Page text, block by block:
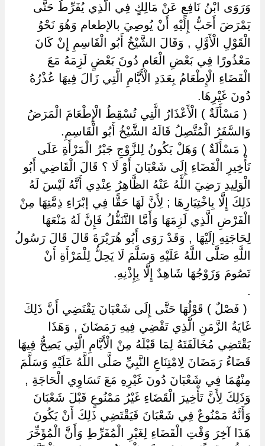
وَرَوَى ابْنُ نَافِعٍ عَنْ مَالِكٍ فِي الَّذِي يُفَرِّطُ حَتَّى
يَمْرَضَ أَحَبُّ إِلَيْهِ أَنْ يُوصِيَ بالإطعام وَهُوَ نَحْوُ
الْقَوْلِ الْأَوَّلِ , وَقَالَ الشَّيْخُ أَبُو الْقَاسِمِ إِنْ كَانَ
مَعْذُورًا فِي بَعْضِ الْعَامِ دُونَ بَعْضٍ لَزِمَهُ مَعَ
الْقَضَاءِ الْإِطْعَامُ بِعَدَدِ الْأَيَّامِ الَّتِي زَالَ فِيهَا عُذْرُهُ
دُونَ غَيْرِهَا.
‏ ‏( مَسْأَلَةٌ ) الْأَعْذَارُ الَّتِي تُسْقِطُ الْإِطْعَامَ الْمَرَضُ
وَالسَّفَرُ الْمُتَّصِلُ قَالَهُ الشَّيْخُ أَبُو الْقَاسِمِ.
‏ ‏( مَسْأَلَةٌ ) وَهَلْ يَكُونُ لِلزَّوْجِ جَبْرُ الْمَرْأَةِ عَلَى
تَأْخِيرِ الْقَضَاءِ إِلَى شَعْبَانَ أَوْ لَا ؟ قَالَ الْقَاضِي أَبُو
الْوَلِيدِ رَضِيَ اللَّهُ عَنْهُ الظَّاهِرُ عِنْدِي أَنَّهُ لَيْسَ لَهُ
ذَلِكَ إِلَّا بِاخْتِيَارِهَا ; لِأَنَّ لَهَا حَقًّا فِي إبْرَاءِ ذِمَّتِهَا مِنْ
الْفَرْضِ الَّذِي لَزِمَهَا وَأَمَّا التَّنَفُّلُ فَإِنَّ لَهُ مَنْعَهَا
لِحَاجَتِهِ إلَيْهَا , وَقَدْ رَوَى أَبُو هُرَيْرَةَ قَالَ قَالَ رَسُولُ
اللَّهِ صَلَّى اللَّهُ عَلَيْهِ وَسَلَّمَ لَا يَحِلُّ لِلْمَرْأَةِ أَنْ
تَصُومَ وَزَوْجُهَا شَاهِدٌ إِلَّا بِإِذْنِهِ.
.
‏ ‏( فَصْلٌ ) قَوْلُهَا حَتَّى إِلَى شَعْبَانَ يَقْتَضِي أَنَّ ذَلِكَ
غَايَةُ الزَّمَنِ الَّذِي تَقْضِي فِيهِ رَمَضَانَ , وَهَذَا
يَقْتَضِي مُخَالَفَتَهُ لِمَا قَبْلَهُ مِنْ الْأَيَّامِ الَّتِي يَصِحُّ فِيهَا
قَضَاءُ رَمَضَانَ لِامْتِنَاعِ النَّبِيِّ صَلَّى اللَّهُ عَلَيْهِ وَسَلَّمَ
مِنْهُمَا فِي شَعْبَانَ دُونَ غَيْرِهِ مَعَ تَسَاوِي الْحَاجَةِ ,
وَذَلِكَ لِأَنَّ تَأْخِيرَ الْقَضَاءِ غَيْرُ مَمْنُوعٍ قَبْلَ شَعْبَانَ
وَأَنَّهُ مَمْنُوعٌ فِي شَعْبَانَ فَيَقْتَضِي ذَلِكَ أَنْ يَكُونَ
هَذَا آخِرَ وَقْتِ الْقَضَاءِ لِغَيْرِ الْمُفَرِّطِ وَأَنَّ الْمُؤَخِّرَ